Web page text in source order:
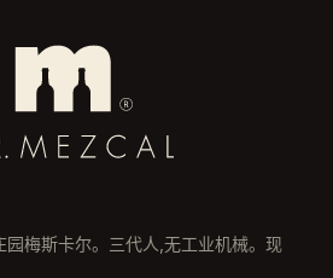
梅斯卡尔。三代人,无工业机械。现